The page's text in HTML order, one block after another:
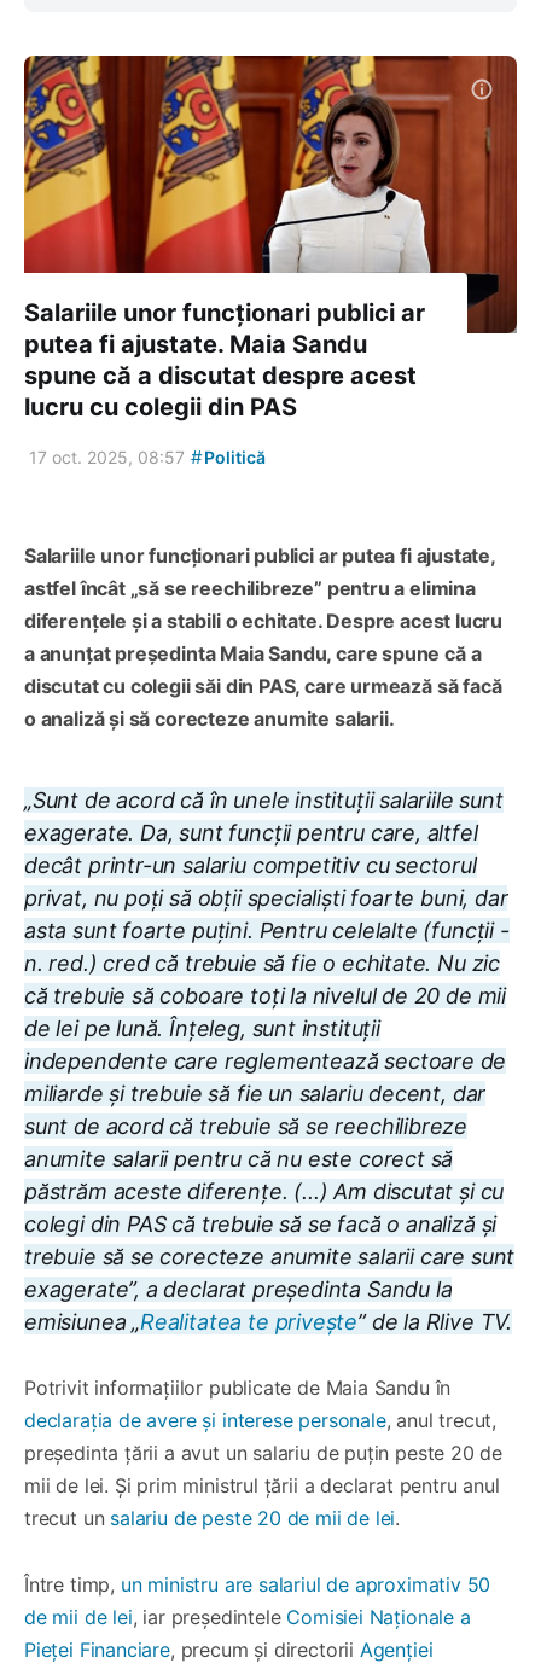
Salariile unor funcționari publici ar
putea fi ajustate. Maia Sandu
spune că a discutat despre acest
lucru cu colegii din PAS
17 oct. 2025, 08:57 #Politică
Salariile unor funcționari publici ar putea fi ajustate,
astfel încât „să se reechilibreze” pentru a elimina
diferențele și a stabili o echitate. Despre acest lucru
a anunțat președinta Maia Sandu, care spune că a
discutat cu colegii săi din PAS, care urmează să facă
o analiză și să corecteze anumite salarii.
„Sunt de acord că în unele instituții salariile sunt
exagerate. Da, sunt funcții pentru care, altfel
decât printr-un salariu competitiv cu sectorul
privat, nu poți să obții specialiști foarte buni, dar
asta sunt foarte puțini. Pentru celelalte (funcții -
n. red.) cred că trebuie să fie o echitate. Nu zic
că trebuie să coboare toți la nivelul de 20 de mii
de lei pe lună. Înțeleg, sunt instituții
independente care reglementează sectoare de
miliarde și trebuie să fie un salariu decent, dar
sunt de acord că trebuie să se reechilibreze
anumite salarii pentru că nu este corect să
păstrăm aceste diferențe. (...) Am discutat și cu
colegi din PAS că trebuie să se facă o analiză și
trebuie să se corecteze anumite salarii care sunt
exagerate”, a declarat președinta Sandu la
emisiunea „Realitatea te privește” de la Rlive TV.
Potrivit informațiilor publicate de Maia Sandu în
declarația de avere și interese personale, anul trecut,
președinta țării a avut un salariu de puțin peste 20 de
mii de lei. Și prim ministrul țării a declarat pentru anul
trecut un salariu de peste 20 de mii de lei.
Între timp, un ministru are salariul de aproximativ 50
de mii de lei, iar președintele Comisiei Naționale a
Pieței Financiare, precum și directorii Agenției